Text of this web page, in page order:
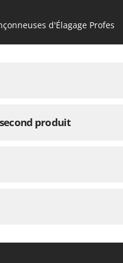
d'Élagage
produit